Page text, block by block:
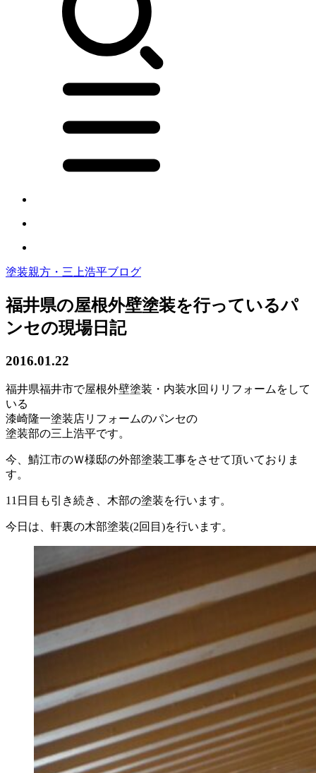
塗装親方・三上浩平ブログ
福井県の屋根外壁塗装を行っているパ
ンセの現場日記
2016.01.22
福井県福井市で屋根外壁塗装・内装水回りリフォームをして
いる
漆崎隆一塗装店リフォームのパンセの
塗装部の三上浩平です。
今、鯖江市のＷ様邸の外部塗装工事をさせて頂いておりま
す。
11日目も引き続き、木部の塗装を行います。
今日は、軒裏の木部塗装(2回目)を行います。